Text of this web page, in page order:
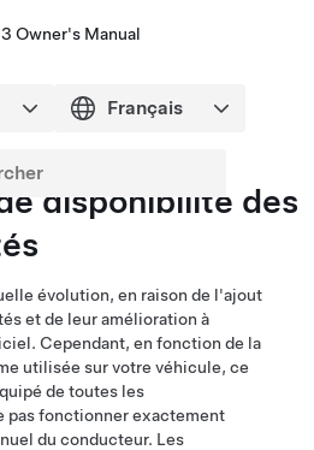
Owner's Manual
disponibilité des
évolution, en raison de l'ajout
et de leur amélioration à
Cependant, en fonction de la
utilisée sur votre véhicule, ce
de toutes les
pas fonctionner exactement
du conducteur. Les